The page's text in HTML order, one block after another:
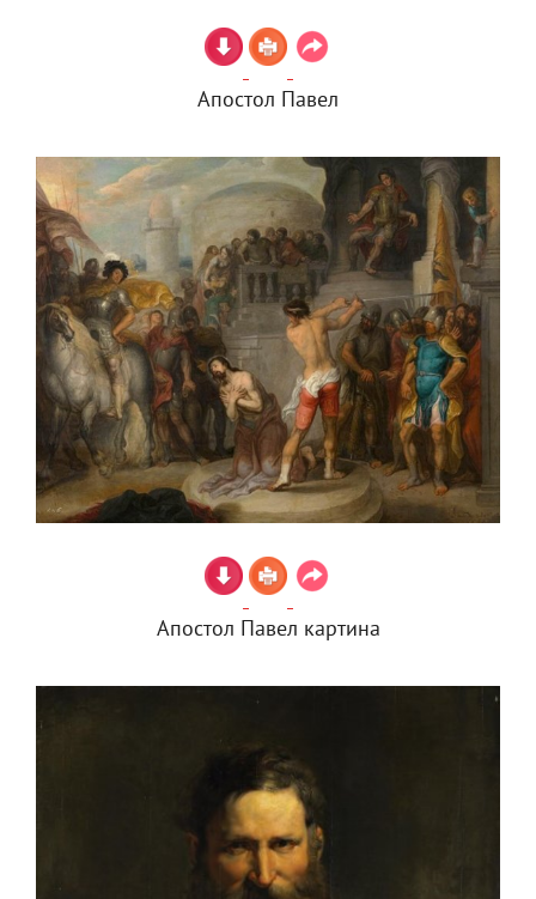
Апостол Павел
Апостол Павел картина